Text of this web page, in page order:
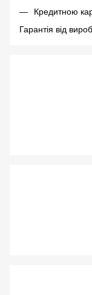
Кредитною
Гарантія від